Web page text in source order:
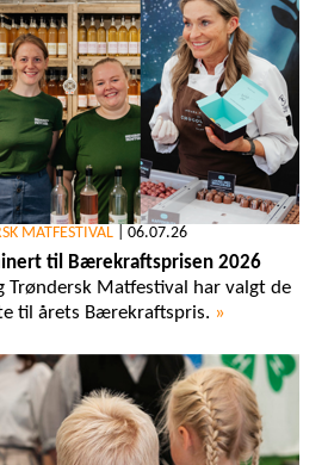
MATFESTIVAL 06.07.26
til Bærekraftsprisen 2026
Trøndersk Matfestival har valgt de
til årets Bærekraftspris. »